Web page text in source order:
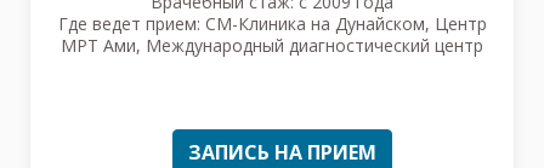
Где ведет прием: СМ-Клиника на Дунайском, Центр
МРТ Ами, Международный диагностический центр
ЗАПИСЬ НА ПРИЕМ